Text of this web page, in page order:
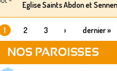
Eglise Saints Abdon et Sennen
1 2 3 › dernier »
NOS PAROISSES